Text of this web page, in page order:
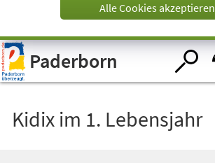
Visuelle
Assistenzsoftware
öffnen.
Alle Cookies akzeptieren
Paderborn
Kidix im 1. Lebensjahr